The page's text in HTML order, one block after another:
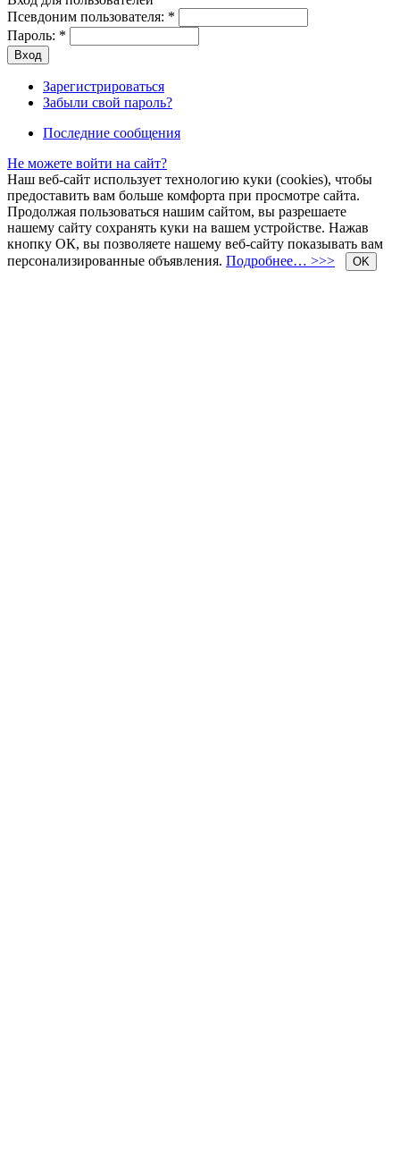
Псевдоним пользователя: *
Пароль: *
Зарегистрироваться
Забыли свой пароль?
Последние сообщения
Не можете войти на сайт?
Наш веб-сайт использует технологию куки (cookies), чтобы
предоставить вам больше комфорта при просмотре сайта.
Продолжая пользоваться нашим сайтом, вы разрешаете
нашему сайту сохранять куки на вашем устройстве. Нажав
кнопку ОК, вы позволяете нашему веб-сайту показывать вам
персонализированные объявления. Подробнее… >>> OK